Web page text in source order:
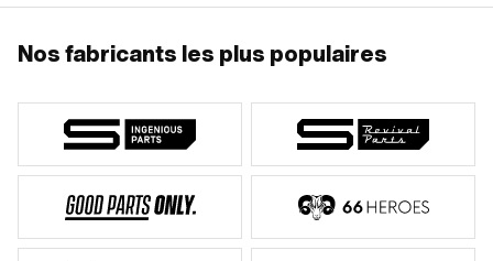
Nos fabricants les plus populaires